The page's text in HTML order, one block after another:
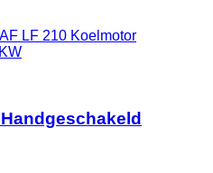
LF 210 Koelmotor